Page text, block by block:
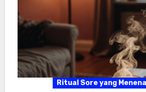
Ritual Sore yang